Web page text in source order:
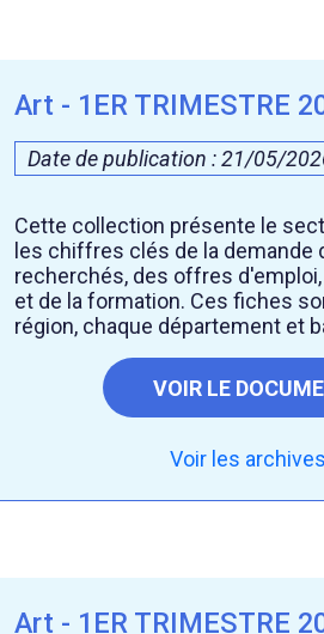
Art - 1ER TRIMESTRE
Date de publication : 21/05/
Cette collection présente le
les chiffres clés de la demande
recherchés, des offres
et de la formation. Ces fiches
région, chaque département et
VOIR LE
Voir les archives
Art - 1ER TRIMESTRE